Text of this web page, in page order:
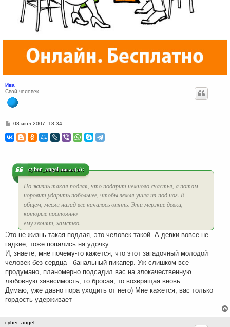
Ива
Свой человек
С
о
б
и
08 июл 2007, 18:34
cyber_angel писал(а):
Но жизнь такая подлая, что подарит немного счастья, а потом
норовит ударить побольнее, чтобы земля ушла из-под ног. В
общем, месяц назад все началось опять. Эти мерзкие девки,
которые постоянно
ему звонят, хамство.
Это не жизнь такая подлая, это человек такой. А девки вовсе не
гадкие, тоже попались на удочку.
И, знаете, мне почему-то кажется, что этот загадочный молодой
человек без сердца - банальный пикапер. Уж слишком все
продумано, планомерно подсадил вас на злокачественную
любовную зависимость, то бросая, то возвращая вновь.
Думаю, уже давно пора уходить от него) Мне кажется, вас только
гордость удерживает
cyber_angel